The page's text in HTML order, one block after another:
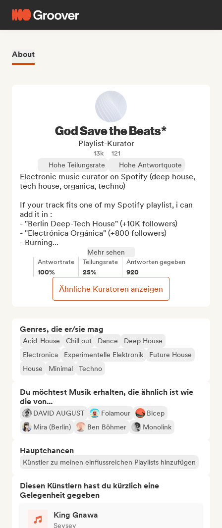
About
Genres, die er/sie mag
Acid-House Chill out Dance
Deep House
Electronica
Experimentelle Elektronik
Future House
House
Minimal Techno
Du möchtest Musik erhalten, die ähnlich ist wie
die von...
DAVID AUGUST Folamour
Bicep
Mira (Berlin)
Ben Böhmer Monolink
Hauptchancen
Künstler zu meinen einflussreichen Playlists hinzufügen
Diesen Künstlern hast du kürzlich eine
Gelegenheit gegeben
King Gnawa
Seysey
God Save the Beats*
Playlist-Kurator
13k
121
Hohe Teilungsrate
Hohe Antwortquote
Electronic music curator on Spotify (deep house,
tech house, organica, techno)
If your track fits one of my Spotify playlist, i can
add it in :
- "Berlin Deep-Tech House" (+10K followers)
- "Electrónica Orgánica" (+800 followers)
- Burning...
Mehr sehen
Antwortrate
100%
Teilungsrate
25%
Antworten gegeben
920
Ähnliche Kuratoren anzeigen